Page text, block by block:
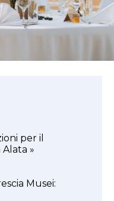
per il
»
Musei: